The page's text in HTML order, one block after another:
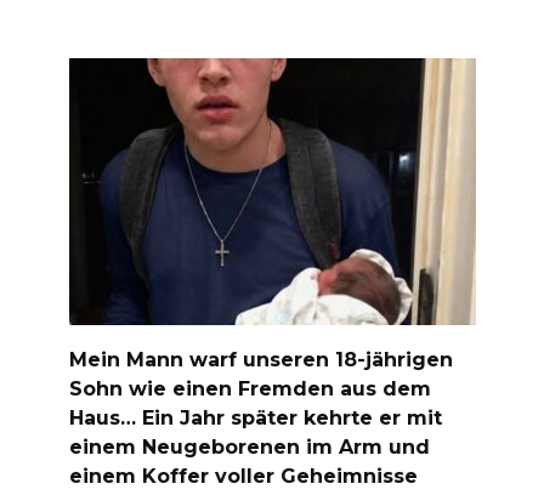
Mein Mann warf unseren 18-jährigen
Sohn wie einen Fremden aus dem
Haus… Ein Jahr später kehrte er mit
einem Neugeborenen im Arm und
einem Koffer voller Geheimnisse